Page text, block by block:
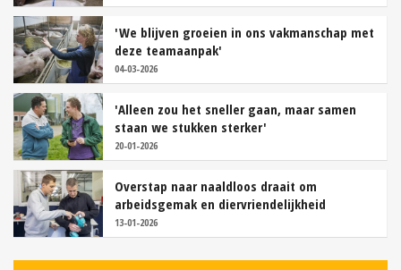
'We blijven groeien in ons vakmanschap met
deze teamaanpak'
04-03-2026
'Alleen zou het sneller gaan, maar samen
staan we stukken sterker'
20-01-2026
Overstap naar naaldloos draait om
arbeidsgemak en diervriendelijkheid
13-01-2026